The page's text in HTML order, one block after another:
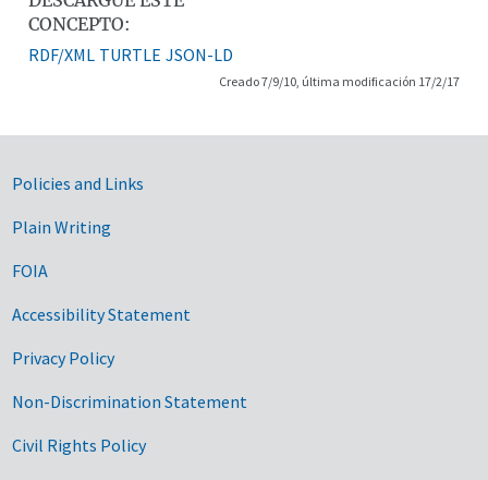
CONCEPTO:
RDF/XML TURTLE JSON-LD
Creado 7/9/10, última modificación 17/2/17
Government Links
Policies and Links
Plain Writing
FOIA
Accessibility Statement
Privacy Policy
Non-Discrimination Statement
Civil Rights Policy